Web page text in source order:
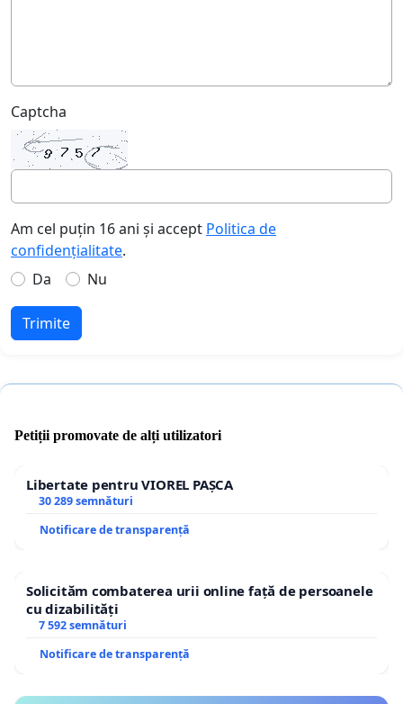
Captcha
Am cel puțin 16 ani și accept Politica de
confidențialitate.
Da
Nu
Trimite
Petiții promovate de alți utilizatori
Libertate pentru VIOREL PAȘCA
30 289 semnături
Notificare de transparență
Solicităm combaterea urii online față de persoanele
cu dizabilități
7 592 semnături
Notificare de transparență